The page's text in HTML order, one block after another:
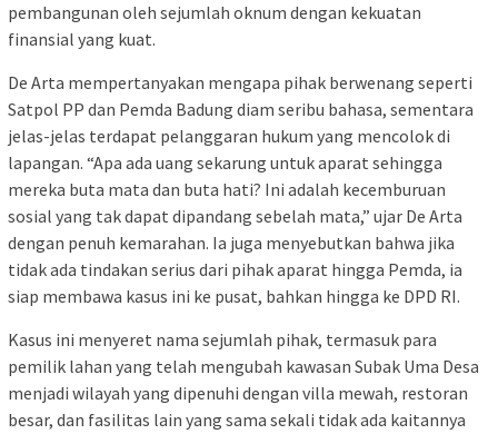
pembangunan oleh sejumlah oknum dengan kekuatan
finansial yang kuat.
De Arta mempertanyakan mengapa pihak berwenang seperti
Satpol PP dan Pemda Badung diam seribu bahasa, sementara
jelas-jelas terdapat pelanggaran hukum yang mencolok di
lapangan. “Apa ada uang sekarung untuk aparat sehingga
mereka buta mata dan buta hati? Ini adalah kecemburuan
sosial yang tak dapat dipandang sebelah mata,” ujar De Arta
dengan penuh kemarahan. Ia juga menyebutkan bahwa jika
tidak ada tindakan serius dari pihak aparat hingga Pemda, ia
siap membawa kasus ini ke pusat, bahkan hingga ke DPD RI.
Kasus ini menyeret nama sejumlah pihak, termasuk para
pemilik lahan yang telah mengubah kawasan Subak Uma Desa
menjadi wilayah yang dipenuhi dengan villa mewah, restoran
besar, dan fasilitas lain yang sama sekali tidak ada kaitannya